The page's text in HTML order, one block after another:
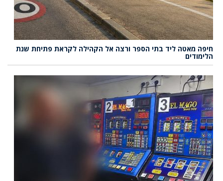
חיפה מאטה ליד בתי הספר ורצה אל הקהילה לקראת פתיחת שנת
הלימודים